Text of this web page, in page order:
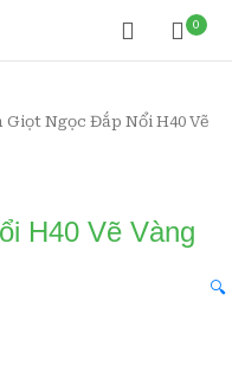
0
Giọt Ngọc Đắp Nổi H40 Vẽ
H40 Vẽ Vàng
🔍